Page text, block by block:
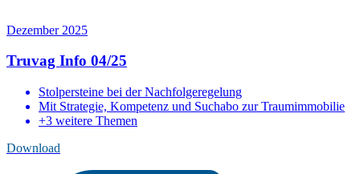
Dezember 2025
Truvag Info 04/25
Stolpersteine bei der Nachfolgeregelung
Mit Strategie, Kompetenz und Suchabo zur Traumimmobilie
+3 weitere Themen
Download